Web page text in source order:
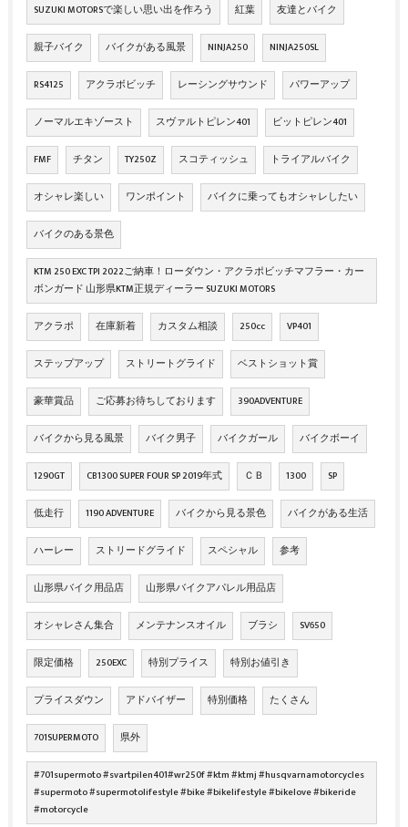
SUZUKI MOTORSで楽しい思い出を作ろう 紅葉 友達とバイク
親子バイク バイクがある風景 NINJA250 NINJA250SL
RS4125 アクラボビッチ レーシングサウンド パワーアップ
ノーマルエキゾースト スヴァルトピレン401 ビットピレン401
FMF チタン TY250Z スコティッシュ トライアルバイク
オシャレ楽しい ワンポイント バイクに乗ってもオシャレしたい
バイクのある景色
KTM 250 EXC TPI 2022ご納車！ローダウン・アクラポビッチマフラー・カー
ボンガード 山形県KTM正規ディーラー SUZUKI MOTORS
アクラポ 在庫新着 カスタム相談 250cc VP401
ステップアップ ストリートグライド ベストショット賞
豪華賞品 ご応募お待ちしております 390ADVENTURE
バイクから見る風景 バイク男子 バイクガール バイクボーイ
1290GT CB1300 SUPER FOUR SP 2019年式 ＣＢ 1300 SP
低走行 1190 ADVENTURE バイクから見る景色 バイクがある生活
ハーレー ストリードグライド スペシャル 参考
山形県バイク用品店 山形県バイクアパレル用品店
オシャレさん集合 メンテナンスオイル ブラシ SV650
限定価格 250EXC 特別プライス 特別お値引き
プライスダウン アドバイザー 特別価格 たくさん
701SUPERMOTO 県外
#701supermoto #svartpilen401#wr250f #ktm #ktmj #husqvarnamotorcycles
#supermoto #supermotolifestyle #bike #bikelifestyle #bikelove #bikeride
#motorcycle